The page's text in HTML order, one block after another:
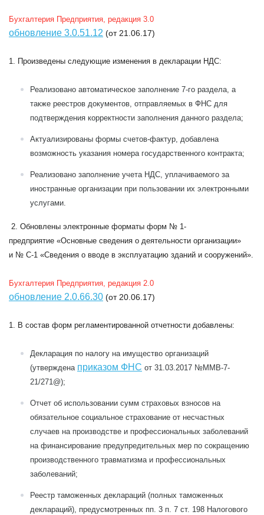
Бухгалтерия Предприятия, редакция 3.0
обновление 3.0.51.12 (от 21.06.17)
1. Произведены следующие изменения в декларации НДС:
Реализовано автоматическое заполнение 7-го раздела, а
также реестров документов, отправляемых в ФНС для
подтверждения корректности заполнения данного раздела;
Актуализированы формы счетов-фактур, добавлена
возможность указания номера государственного контракта;
Реализовано заполнение учета НДС, уплачиваемого за
иностранные организации при пользовании их электронными
услугами.
2. Обновлены электронные форматы форм № 1-
предприятие «Основные сведения о деятельности организации»
и № С-1 «Сведения о вводе в эксплуатацию зданий и сооружений».
Бухгалтерия Предприятия, редакция 2.0
обновление 2.0.66.30 (от 20.06.17)
1. В состав форм регламентированной отчетности добавлены:
Декларация по налогу на имущество организаций
(утверждена приказом ФНС от 31.03.2017 №ММВ-7-
21/271@);
Отчет об использовании сумм страховых взносов на
обязательное социальное страхование от несчастных
случаев на производстве и профессиональных заболеваний
на финансирование предупредительных мер по сокращению
производственного травматизма и профессиональных
заболеваний;
Реестр таможенных деклараций (полных таможенных
деклараций), предусмотренных пп. 3 п. 7 ст. 198 Налогового